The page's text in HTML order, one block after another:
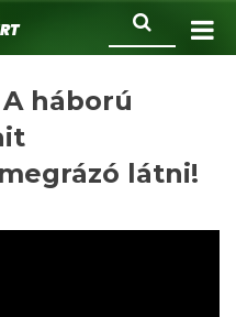
háború
látni!